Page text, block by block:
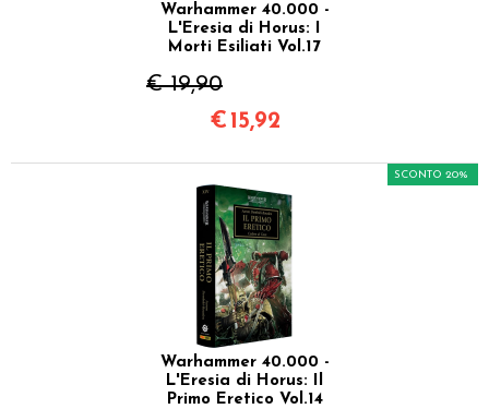
Warhammer 40.000 -
L'Eresia di Horus: I
Morti Esiliati Vol.17
€ 19,90
€ 15,92
Warhammer 40.000 -
L'Eresia di Horus: Il
Primo Eretico Vol.14
SCONTO 20%